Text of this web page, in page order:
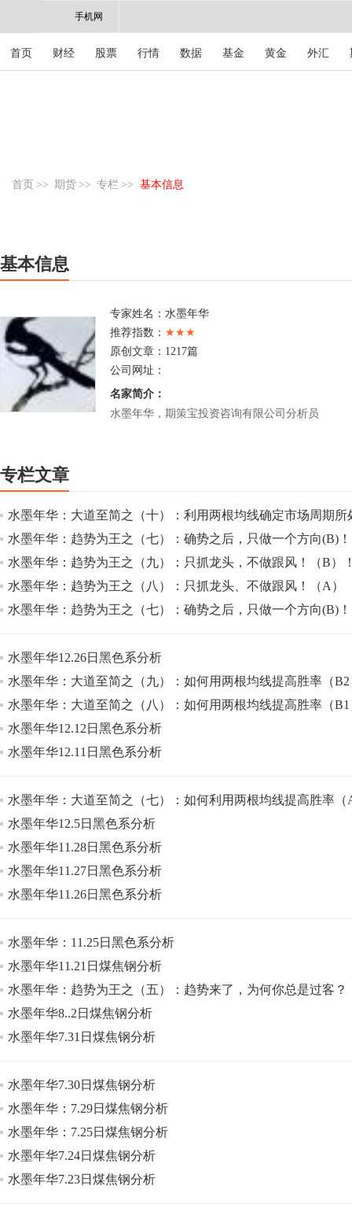
手机网
首页 财经 股票 行情 数据 基金 黄金 外汇
首页 >> 期货 >> 专栏 >> 基本信息
基本信息
专家姓名： 水墨年华
推荐指数： ★★★
原创文章： 1217篇
公司网址：
名家简介：
水墨年华，期策宝投资咨询有限公司分析员
专栏文章
水墨年华：大道至简之（十）：利用两根均线确定市场周期所
水墨年华：趋势为王之（七）：确势之后，只做一个方向(B)！
水墨年华：趋势为王之（九）：只抓龙头，不做跟风！（B）
水墨年华：趋势为王之（八）：只抓龙头、不做跟风！（A）
水墨年华：趋势为王之（七）：确势之后，只做一个方向(B)！
水墨年华12.26日黑色系分析
水墨年华：大道至简之（九）：如何用两根均线提高胜率（B2
水墨年华：大道至简之（八）：如何用两根均线提高胜率（B1
水墨年华12.12日黑色系分析
水墨年华12.11日黑色系分析
水墨年华：大道至简之（七）：如何利用两根均线提高胜率（
水墨年华12.5日黑色系分析
水墨年华11.28日黑色系分析
水墨年华11.27日黑色系分析
水墨年华11.26日黑色系分析
水墨年华：11.25日黑色系分析
水墨年华11.21日煤焦钢分析
水墨年华：趋势为王之（五）：趋势来了，为何你总是过客？
水墨年华8..2日煤焦钢分析
水墨年华7.31日煤焦钢分析
水墨年华7.30日煤焦钢分析
水墨年华：7.29日煤焦钢分析
水墨年华：7.25日煤焦钢分析
水墨年华7.24日煤焦钢分析
水墨年华7.23日煤焦钢分析